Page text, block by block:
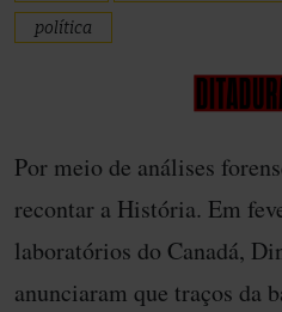
política
Por meio de análises
recontar a História. Em
laboratórios do Canadá,
anunciaram que traços da